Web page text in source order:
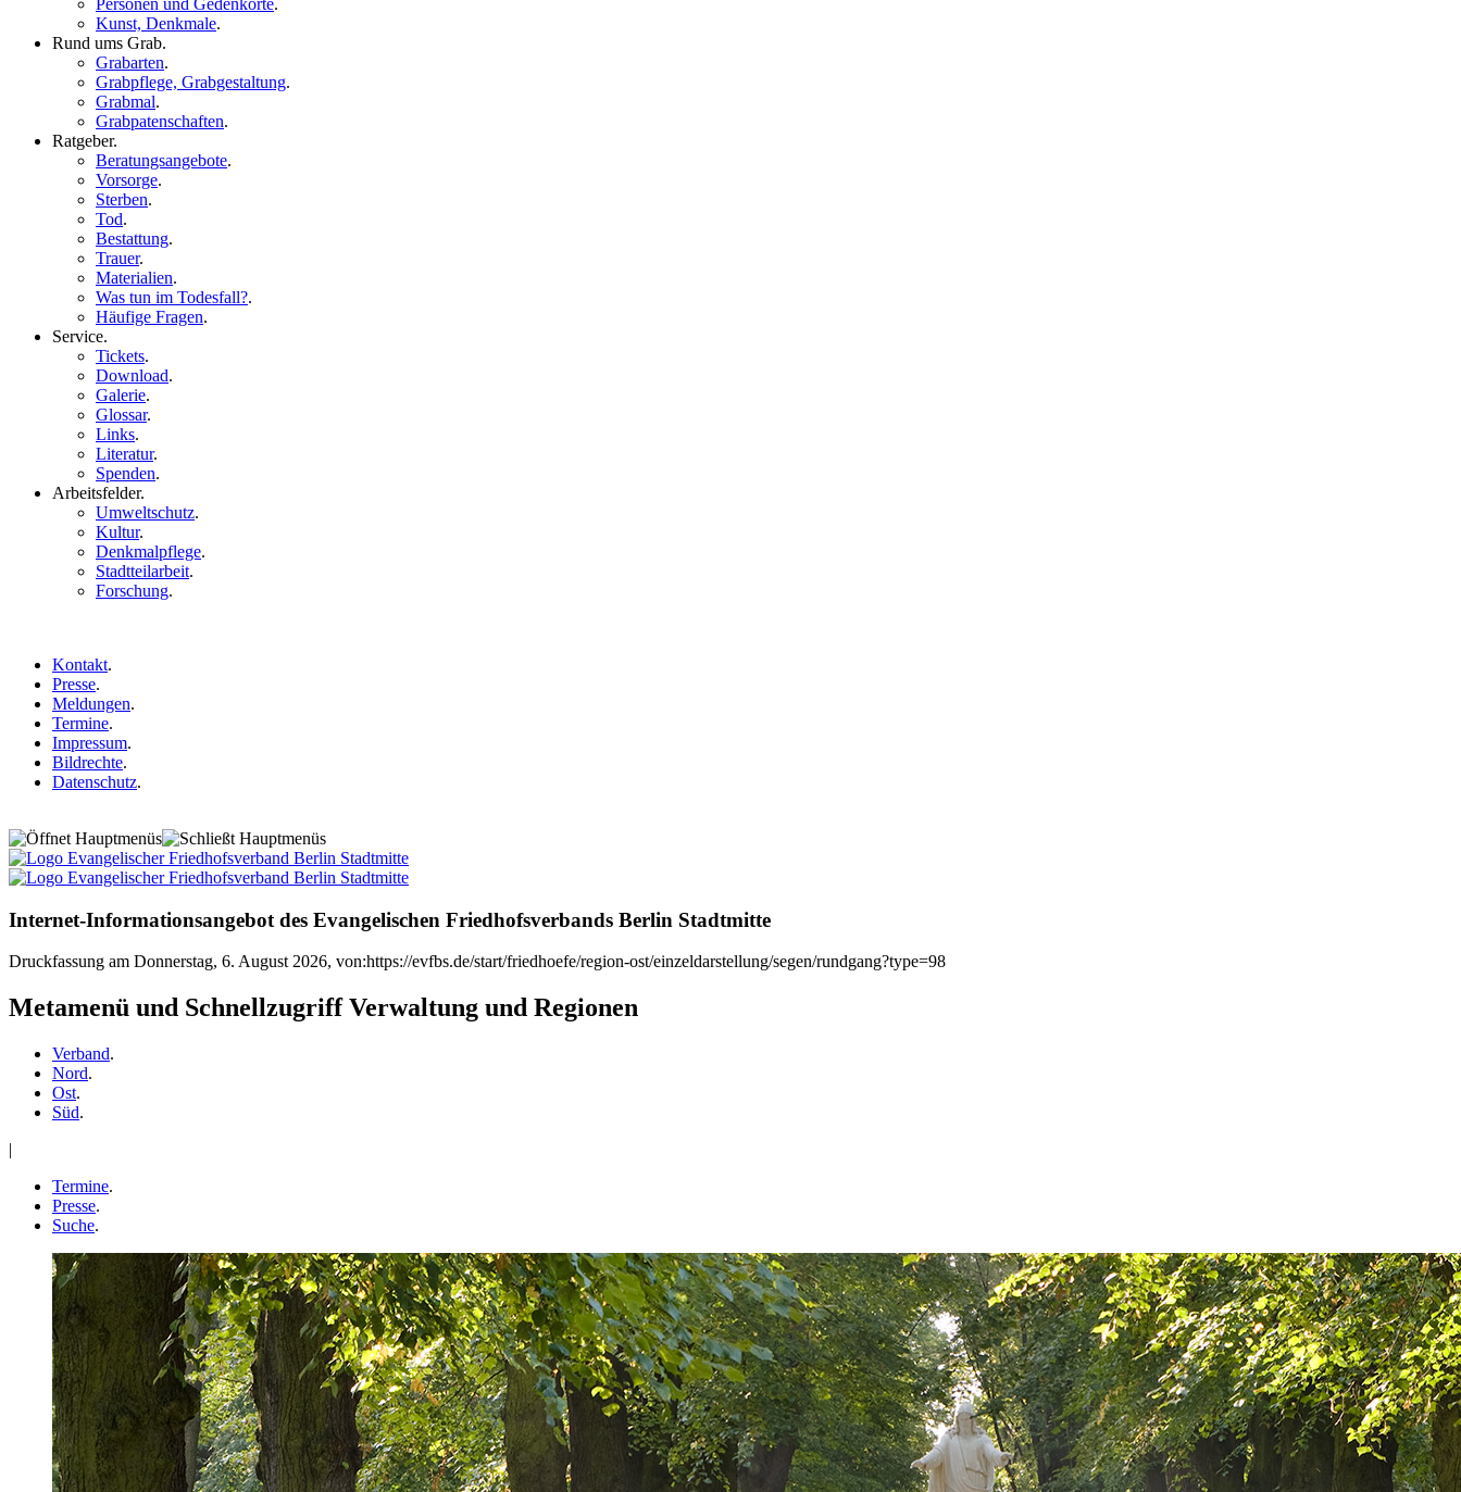
Personen und Gedenkorte.
Kunst, Denkmale.
Rund ums Grab.
Grabarten.
Grabpflege, Grabgestaltung.
Grabmal.
Grabpatenschaften.
Ratgeber.
Beratungsangebote.
Vorsorge.
Sterben.
Tod.
Bestattung.
Trauer.
Materialien.
Was tun im Todesfall?.
Häufige Fragen.
Service.
Tickets.
Download.
Galerie.
Glossar.
Links.
Literatur.
Spenden.
Arbeitsfelder.
Umweltschutz.
Kultur.
Denkmalpflege.
Stadtteilarbeit.
Forschung.
Kontakt.
Presse.
Meldungen.
Termine.
Impressum.
Bildrechte.
Datenschutz.
Internet-Informationsangebot des Evangelischen Friedhofsverbands Berlin Stadtmitte
Druckfassung am Donnerstag, 6. August 2026, von:https://evfbs.de/start/friedhoefe/region-ost/einzeldarstellung/segen/rundgang?type=98
Metamenü und Schnellzugriff Verwaltung und Regionen
Verband.
Nord.
Ost.
Süd.
|
Termine.
Presse.
Suche.